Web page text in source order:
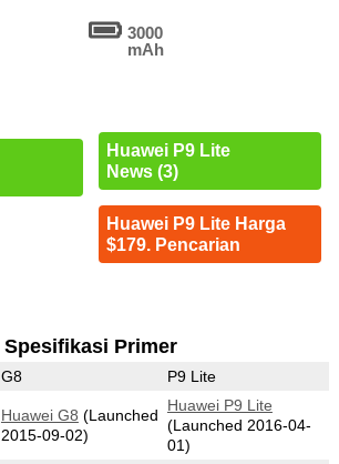
3000
mAh
Huawei P9 Lite
News (3)
Huawei P9 Lite Harga
$179. Pencarian
Spesifikasi Primer
G8 P9 Lite
Huawei G8 (Launched
2015-09-02)
Huawei P9 Lite
(Launched 2016-04-
01)